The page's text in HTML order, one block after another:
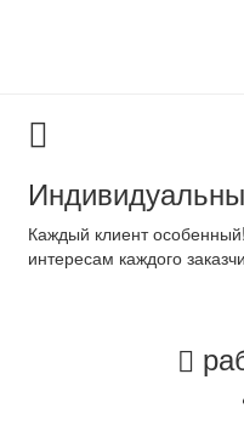
Каждый клиент
интересам каждого